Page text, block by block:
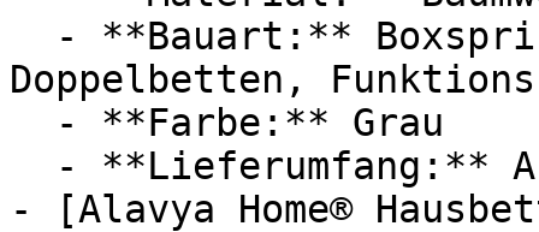
Doppelbetten,
- [Alavya Home®